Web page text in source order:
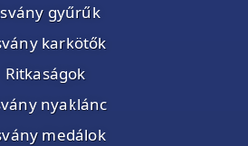
gyűrűk
karkötők
Ritkaságok
nyaklánc
medálok